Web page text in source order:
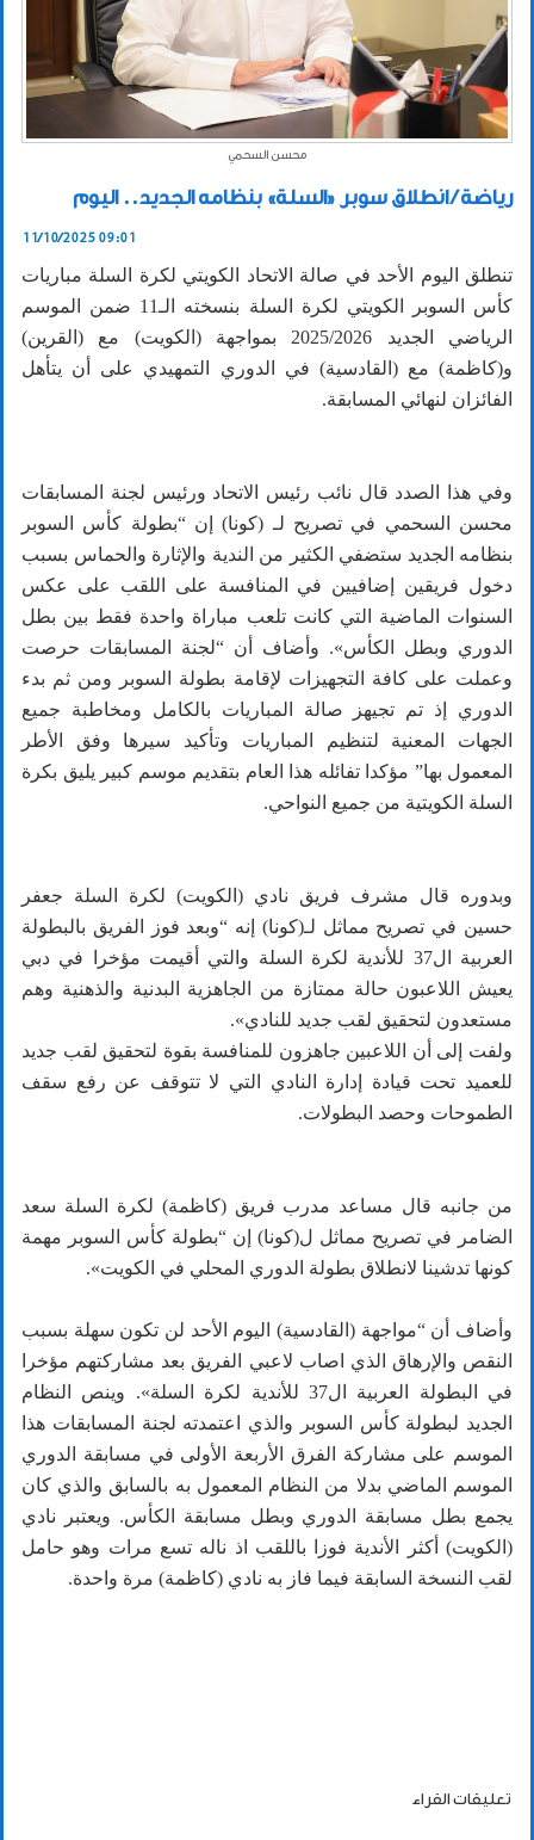
محسن السحمي
رياضة / انطلاق سوبر «السلة» بنظامه الجديد.. اليوم
11/10/2025 09:01
تنطلق اليوم الأحد في صالة الاتحاد الكويتي لكرة السلة مباريات
كأس السوبر الكويتي لكرة السلة بنسخته الـ11 ضمن الموسم
الرياضي الجديد 2025/2026 بمواجهة (الكويت) مع (القرين)
و(كاظمة) مع (القادسية) في الدوري التمهيدي على أن يتأهل
الفائزان لنهائي المسابقة.
وفي هذا الصدد قال نائب رئيس الاتحاد ورئيس لجنة المسابقات
محسن السحمي في تصريح لـ (كونا) إن “بطولة كأس السوبر
بنظامه الجديد ستضفي الكثير من الندية والإثارة والحماس بسبب
دخول فريقين إضافيين في المنافسة على اللقب على عكس
السنوات الماضية التي كانت تلعب مباراة واحدة فقط بين بطل
الدوري وبطل الكأس». وأضاف أن “لجنة المسابقات حرصت
وعملت على كافة التجهيزات لإقامة بطولة السوبر ومن ثم بدء
الدوري إذ تم تجيهز صالة المباريات بالكامل ومخاطبة جميع
الجهات المعنية لتنظيم المباريات وتأكيد سيرها وفق الأطر
المعمول بها” مؤكدا تفائله هذا العام بتقديم موسم كبير يليق بكرة
السلة الكويتية من جميع النواحي.
وبدوره قال مشرف فريق نادي (الكويت) لكرة السلة جعفر
حسين في تصريح مماثل لـ(كونا) إنه “وبعد فوز الفريق بالبطولة
العربية ال37 للأندية لكرة السلة والتي أقيمت مؤخرا في دبي
يعيش اللاعبون حالة ممتازة من الجاهزية البدنية والذهنية وهم
مستعدون لتحقيق لقب جديد للنادي».
ولفت إلى أن اللاعبين جاهزون للمنافسة بقوة لتحقيق لقب جديد
للعميد تحت قيادة إدارة النادي التي لا تتوقف عن رفع سقف
الطموحات وحصد البطولات.
من جانبه قال مساعد مدرب فريق (كاظمة) لكرة السلة سعد
الضامر في تصريح مماثل ل(كونا) إن “بطولة كأس السوبر مهمة
كونها تدشينا لانطلاق بطولة الدوري المحلي في الكويت».
وأضاف أن “مواجهة (القادسية) اليوم الأحد لن تكون سهلة بسبب
النقص والإرهاق الذي اصاب لاعبي الفريق بعد مشاركتهم مؤخرا
في البطولة العربية ال37 للأندية لكرة السلة». وينص النظام
الجديد لبطولة كأس السوبر والذي اعتمدته لجنة المسابقات هذا
الموسم على مشاركة الفرق الأربعة الأولى في مسابقة الدوري
الموسم الماضي بدلا من النظام المعمول به بالسابق والذي كان
يجمع بطل مسابقة الدوري وبطل مسابقة الكأس. ويعتبر نادي
(الكويت) أكثر الأندية فوزا باللقب اذ ناله تسع مرات وهو حامل
لقب النسخة السابقة فيما فاز به نادي (كاظمة) مرة واحدة.
تعليقات القراء